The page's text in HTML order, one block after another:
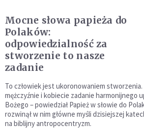
Mocne słowa papieża do
Polaków:
odpowiedzialność za
stworzenie to nasze
zadanie
To człowiek jest ukoronowaniem
mężczyźnie i kobiecie zadanie harmonijnego
Bożego – powiedział Papież w słowie do
rozwinął w nim główne myśli dzisiejszej
na biblijny antropocentryzm.